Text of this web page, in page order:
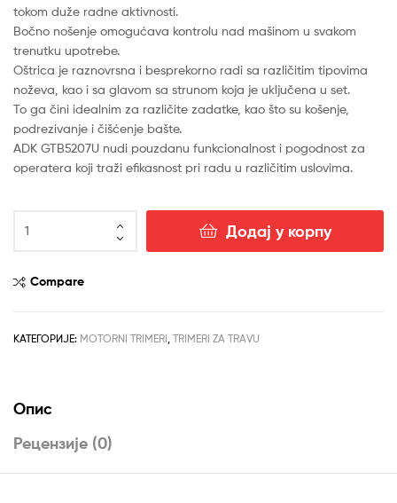
tokom duže radne aktivnosti.
Bočno nošenje omogućava kontrolu nad mašinom u svakom
trenutku upotrebe.
Oštrica je raznovrsna i besprekorno radi sa različitim tipovima
noževa, kao i sa glavom sa strunom koja je uključena u set.
To ga čini idealnim za različite zadatke, kao što su košenje,
podrezivanje i čišćenje bašte.
ADK GTB5207U nudi pouzdanu funkcionalnost i pogodnost za
operatera koji traži efikasnost pri radu u različitim uslovima.
trimer
travu
/
количина
Додај у корпу
Compare
КАТЕГОРИЈЕ: MOTORNI TRIMERI TRIMERI ZA TRAVU
Опис
Рецензије (0)